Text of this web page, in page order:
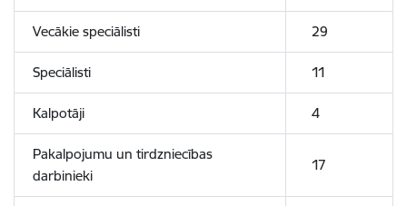
Vecākie speciālisti 29
Speciālisti 11
Kalpotāji 4
Pakalpojumu un tirdzniecības
darbinieki
17